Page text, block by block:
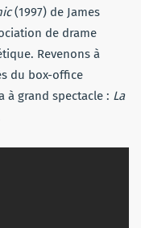
(1997) de James
de drame
Revenons à
du box-office
grand spectacle : La